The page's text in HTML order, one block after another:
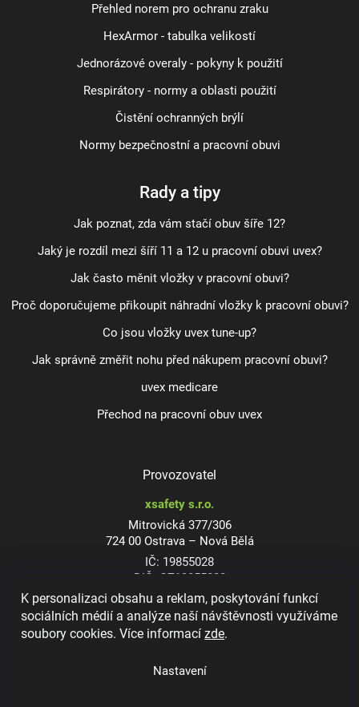
K personalizaci obsahu a reklam, poskytování funkcí
sociálních médií a analýze naší návštěvnosti využíváme
soubory cookies. Více informacízde.
Nastavení
Přehled norem pro ochranu zraku
HexArmor - tabulka velikostí
Jednorázové overaly - pokyny k použití
Respirátory - normy a oblasti použití
Čistění ochranných brýlí
Normy bezpečnostní a pracovní obuvi
Rady a tipy
Jak poznat, zda vám stačí obuv šíře 12?
Jaký je rozdíl mezi šíří 11 a 12 u pracovní obuvi uvex?
Jak často měnit vložky v pracovní obuvi?
Proč doporučujeme přikoupit náhradní vložky k pracovní obuvi?
Co jsou vložky uvex tune-up?
Jak správně změřit nohu před nákupem pracovní obuvi?
uvex medicare
Přechod na pracovní obuv uvex
Provozovatel
xsafety s.r.o.
Mitrovická 377/306
724 00 Ostrava – Nová Bělá
IČ: 19855028
DIČ: CZ19855028
Dioptrické ochranné brýle